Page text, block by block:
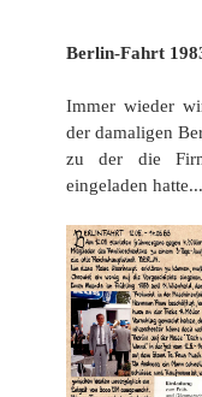
Berlin-Fahrt
Immer wieder
der damaligen
zu der die
eingeladen